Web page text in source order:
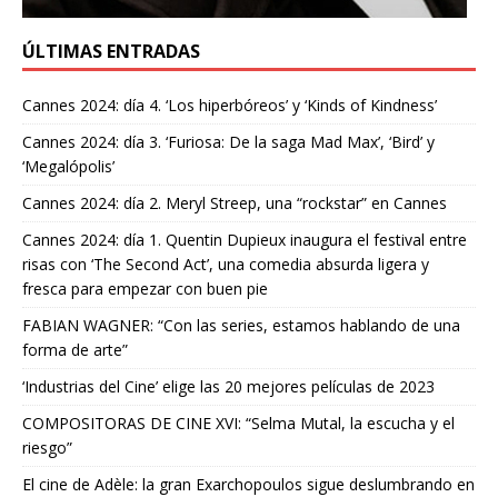
ÚLTIMAS ENTRADAS
Cannes 2024: día 4. ‘Los hiperbóreos’ y ‘Kinds of Kindness’
Cannes 2024: día 3. ‘Furiosa: De la saga Mad Max’, ‘Bird’ y
‘Megalópolis’
Cannes 2024: día 2. Meryl Streep, una “rockstar” en Cannes
Cannes 2024: día 1. Quentin Dupieux inaugura el festival entre
risas con ‘The Second Act’, una comedia absurda ligera y
fresca para empezar con buen pie
FABIAN WAGNER: “Con las series, estamos hablando de una
forma de arte”
‘Industrias del Cine’ elige las 20 mejores películas de 2023
COMPOSITORAS DE CINE XVI: “Selma Mutal, la escucha y el
riesgo”
El cine de Adèle: la gran Exarchopoulos sigue deslumbrando en